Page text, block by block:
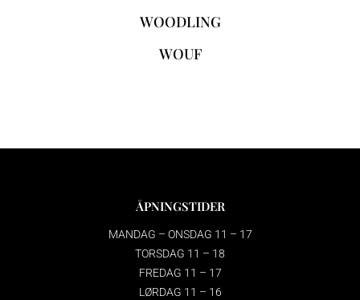
WOODLING
WOUF
ÅPNINGSTIDER
MANDAG – ONSDAG 11 – 17
TORSDAG 11 – 18
FREDAG 11 – 17
LØRDAG 11 – 16